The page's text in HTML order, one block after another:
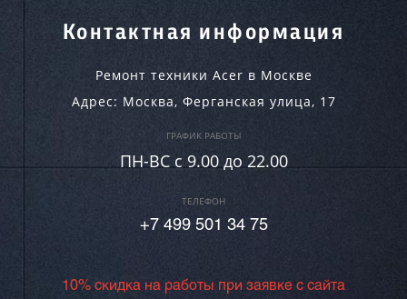
Контактная информация
Ремонт техники Acer в Москве
Адрес: Москва, Ферганская улица, 17
ГРАФИК РАБОТЫ
ПН-ВC c 9.00 до 22.00
ТЕЛЕФОН
+7 499 501 34 75
10% скидка на работы при заявке с сайта